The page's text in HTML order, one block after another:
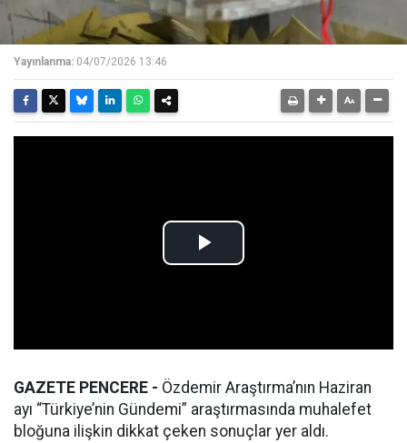
Yayınlanma: 04/07/2026 13:46
GAZETE PENCERE - Özdemir Araştırma’nın Haziran
ayı “Türkiye’nin Gündemi” araştırmasında muhalefet
bloğuna ilişkin dikkat çeken sonuçlar yer aldı.